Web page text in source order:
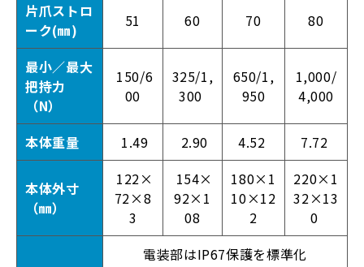
片爪ストロ
ーク(㎜)
51 60 70 80
最小／最大
把持力
（N）
150/6
00
325/1,
300
650/1,
950
1,000/
4,000
本体重量 1.49 2.90 4.52 7.72
本体外寸
（㎜）
122×
72×8
3
154×
92×1
08
180×1
10×12
2
220×1
32×13
0
電装部はIP67保護を標準化